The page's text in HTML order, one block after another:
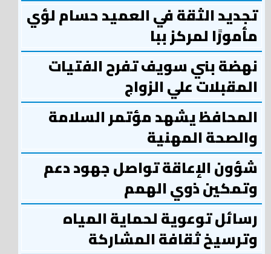
تجديد الثقة في العميد حسام لؤي
مأمورًا لمركز ببا
نهضة بني سويف تفرح الفتيات
المقبلات علي الزواج
المحافظ يشهد مؤتمر السلامة
والصحة المهنية
شؤون الإعاقة تواصل جهود دعم
وتمكين ذوي الهمم
رسائل توعوية لحماية المياه
وترسيخ ثقافة المشاركة